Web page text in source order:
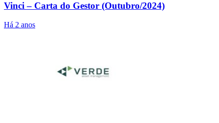
Vinci – Carta do Gestor (Outubro/2024)
Há 2 anos